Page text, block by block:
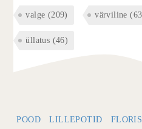
valge (209) värviline
üllatus (46)
POOD LILLEPOTID